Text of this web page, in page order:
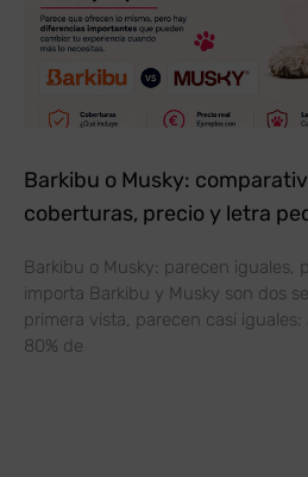
Barkibu o Musky:
coberturas, precio y letra
Barkibu o Musky: parecen iguales,
importa Barkibu y Musky son dos
primera vista, parecen casi
80% de